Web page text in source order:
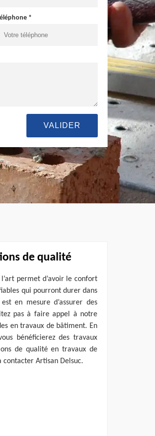
*
de qualité
permet d’avoir le confort
qui pourront durer dans
en mesure d’assurer des
pas à faire appel à notre
en travaux de bâtiment. En
bénéficierez des travaux
de qualité en travaux de
contacter Artisan Delsuc.